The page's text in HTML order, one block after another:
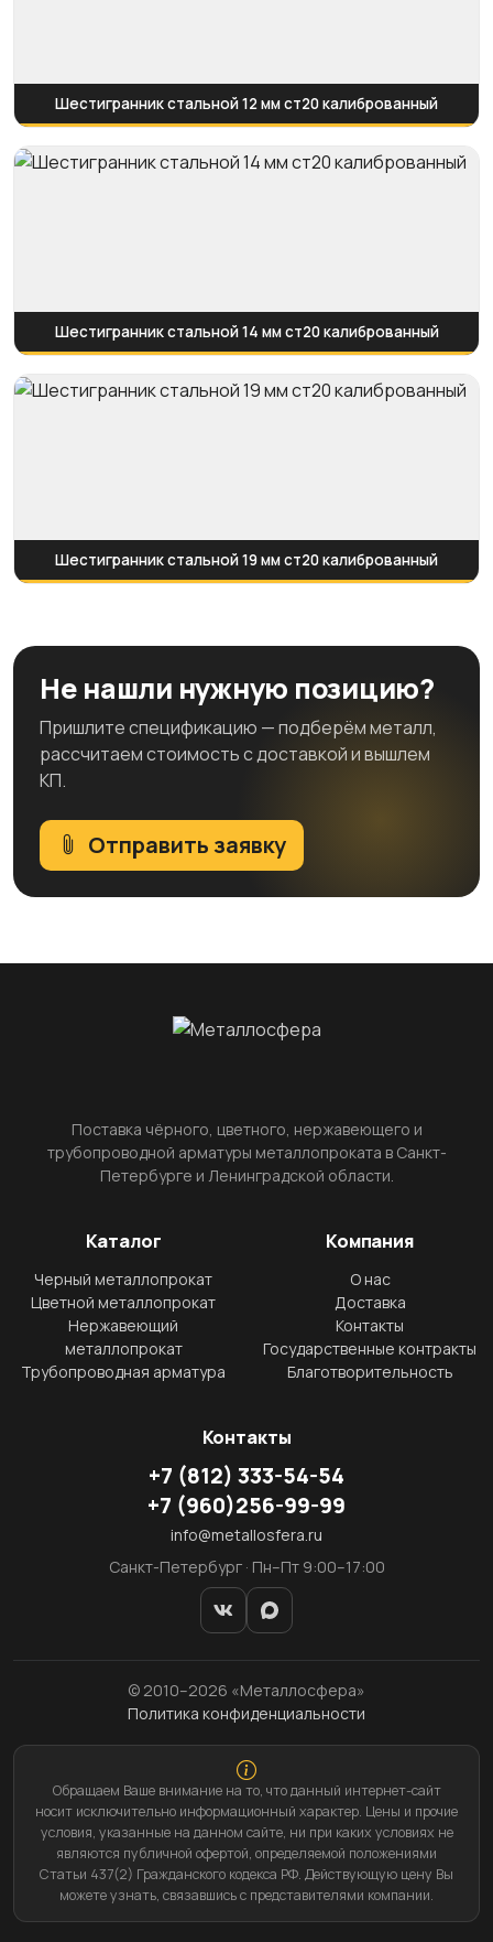
Шестигранник стальной 12 мм ст20 калиброванный
Шестигранник стальной 14 мм ст20 калиброванный
Шестигранник стальной 19 мм ст20 калиброванный
Не нашли нужную позицию?
Пришлите спецификацию — подберём металл,
рассчитаем стоимость с доставкой и вышлем
КП.
Отправить заявку
Поставка чёрного, цветного, нержавеющего и
трубопроводной арматуры металлопроката в Санкт-
Петербурге и Ленинградской области.
Каталог
Черный металлопрокат
Цветной металлопрокат
Нержавеющий
металлопрокат
Трубопроводная арматура
Компания
О нас
Доставка
Контакты
Государственные контракты
Благотворительность
Контакты
+7 (812) 333-54-54
+7 (960)256-99-99
info@metallosfera.ru
Санкт-Петербург · Пн–Пт 9:00–17:00
© 2010–2026 «Металлосфера»
Политика конфиденциальности
Обращаем Ваше внимание на то, что данный интернет-сайт
носит исключительно информационный характер. Цены и прочие
условия, указанные на данном сайте, ни при каких условиях не
являются публичной офертой, определяемой положениями
Статьи 437(2) Гражданского кодекса РФ. Действующую цену Вы
можете узнать, связавшись с представителями компании.